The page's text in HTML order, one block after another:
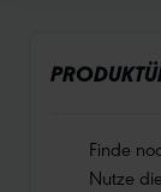
Finde
Nutze